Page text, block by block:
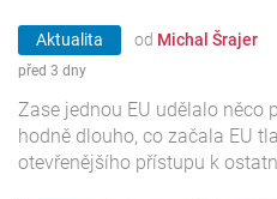
Aktualita od Michal Šrajer
před 3 dny
Zase jednou EU udělalo něco
hodně dlouho, co začala EU
otevřenějšího přístupu k